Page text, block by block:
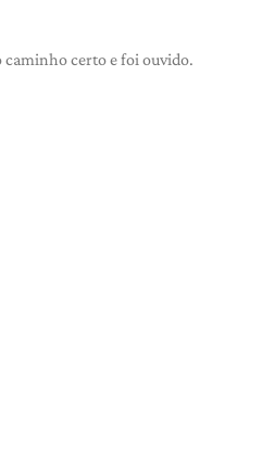
caminho certo e foi ouvido.